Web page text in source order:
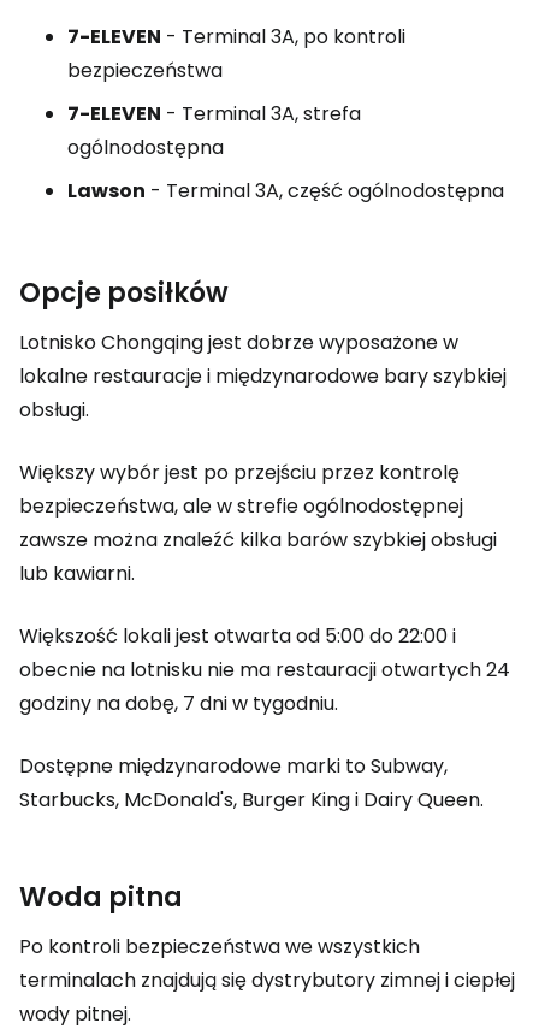
7-ELEVEN - Terminal 3A, po kontroli
bezpieczeństwa
7-ELEVEN - Terminal 3A, strefa
ogólnodostępna
Lawson - Terminal 3A, część ogólnodostępna
Opcje posiłków
Lotnisko Chongqing jest dobrze wyposażone w
lokalne restauracje i międzynarodowe bary szybkiej
obsługi.
Większy wybór jest po przejściu przez kontrolę
bezpieczeństwa, ale w strefie ogólnodostępnej
zawsze można znaleźć kilka barów szybkiej obsługi
lub kawiarni.
Większość lokali jest otwarta od 5:00 do 22:00 i
obecnie na lotnisku nie ma restauracji otwartych 24
godziny na dobę, 7 dni w tygodniu.
Dostępne międzynarodowe marki to Subway,
Starbucks, McDonald's, Burger King i Dairy Queen.
Woda pitna
Po kontroli bezpieczeństwa we wszystkich
terminalach znajdują się dystrybutory zimnej i ciepłej
wody pitnej.